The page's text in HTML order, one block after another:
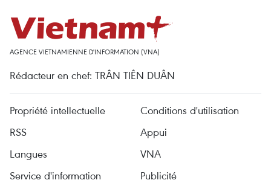
AGENCE VIETNAMIENNE D'INFORMATION (VNA)
Rédacteur en chef: TRÂN TIÊN DUÂN
Propriété intellectuelle
Conditions d'utilisation
RSS
Appui
Langues
VNA
Service d'information
Publicité